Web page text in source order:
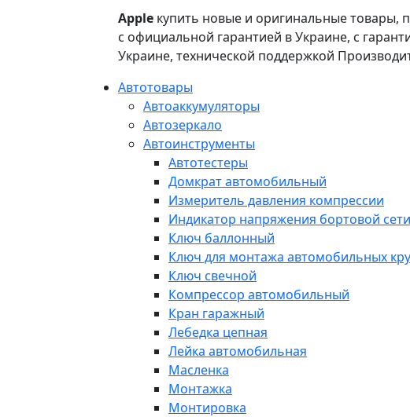
Apple купить новые и оригинальные товары,
с официальной гарантией в Украине, с
Украине, технической поддержкой
Автотовары
Автоаккумуляторы
Автозеркало
Автоинструменты
Автотестеры
Домкрат автомобильный
Измеритель давления компрессии
Индикатор напряжения бортовой
Ключ баллонный
Ключ для монтажа автомобильных
Ключ свечной
Компрессор автомобильный
Кран гаражный
Лебедка цепная
Лейка автомобильная
Масленка
Монтажка
Монтировка